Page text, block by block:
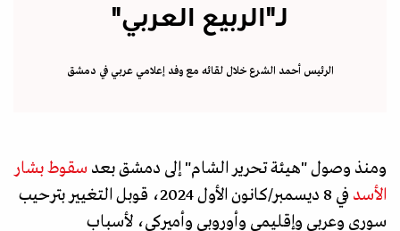
لـ"الربيع العربي"
الرئيس أحمد الشرع خلال لقائه مع وفد إعلامي عربي في دمشق
ومنذ وصول "هيئة تحرير الشام" إلى دمشق بعد سقوط بشار
الأسد
في 8 ديسمبر/كانون الأول 2024، قوبل التغيير بترحيب
سوري وعربي وإقليمي وأوروبي وأميركي، لأسباب